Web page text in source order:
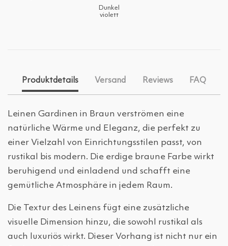
Dunkel
violett
Produktdetails Versand Reviews FAQ
Leinen Gardinen in Braun verströmen eine
natürliche Wärme und Eleganz, die perfekt zu
einer Vielzahl von Einrichtungsstilen passt, von
rustikal bis modern. Die erdige braune Farbe wirkt
beruhigend und einladend und schafft eine
gemütliche Atmosphäre in jedem Raum.
Die Textur des Leinens fügt eine zusätzliche
visuelle Dimension hinzu, die sowohl rustikal als
auch luxuriös wirkt. Dieser Vorhang ist nicht nur ein